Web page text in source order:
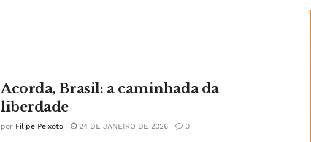
Acorda, Brasil: a caminhada da
liberdade
por Filipe Peixoto 24 DE JANEIRO DE 2026 0